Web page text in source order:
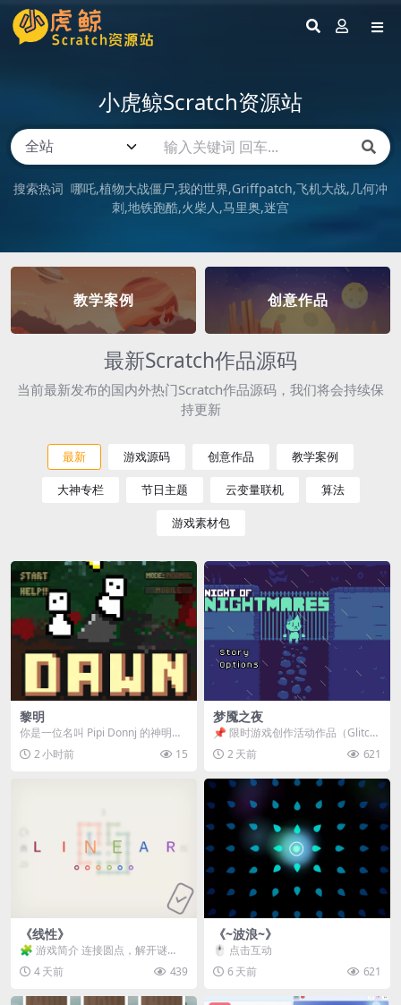
小虎鲸Scratch资源站
搜索热词 哪吒 植物大战僵尸 我的世界 Griffpatch 飞机大战 几何冲
刺 地铁跑酷 火柴人 马里奥 迷宫
教学案例 创意作品
最新Scratch作品源码
当前最新发布的国内外热门Scratch作品源码，我们将会持续保
持更新
最新 游戏源码 创意作品 教学案例
大神专栏 节日主题 云变量联机 算法
游戏素材包
黎明
你是一位名叫 Pipi Donnj 的神明。
你的任务是保护一群白色小人。 点
击...2 小时前 15
梦魇之夜
📌 限时游戏创作活动作品（Glitch
Game Jam） 📖 故事背景 怪物四...
2 天前 621
《线性》
🧩 游戏简介 连接圆点，解开谜
题。 ⚠️ 重要提示 所有关卡均可通
关，请确保使用...
4 天前 439
《~波浪~》
🖱️ 点击互动
6 天前
621